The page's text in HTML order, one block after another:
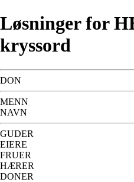
Løsninger for
kryssord
DON
MENN
NAVN
GUDER
EIERE
FRUER
HÆRER
DONER